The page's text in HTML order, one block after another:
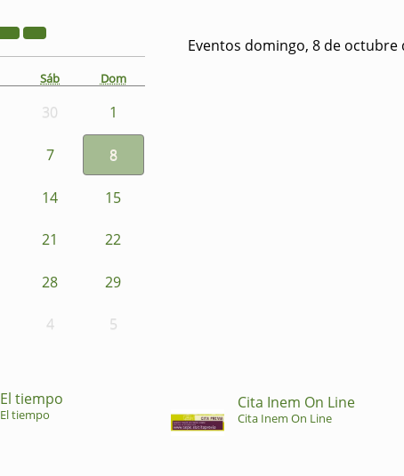
Sáb Dom
30 1
7 8
14 15
21 22
28 29
4 5
Eventos domingo, 8 de octubre
El tiempo
El tiempo
Cita Inem On Line
Cita Inem On Line